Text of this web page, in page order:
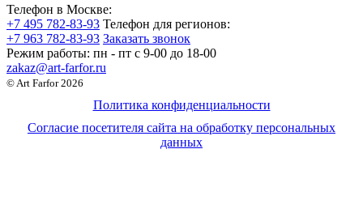
Телефон в Москве:
+7 495 782-83-93 Телефон для регионов:
+7 963 782-83-93 Заказать звонок
Режим работы: пн - пт c 9-00 до 18-00
zakaz@art-farfor.ru
© Art Farfor 2026
Политика конфиденциальности
Согласие посетителя сайта на обработку персональных
данных